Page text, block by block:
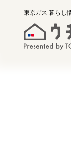
東京ガス 暮らし